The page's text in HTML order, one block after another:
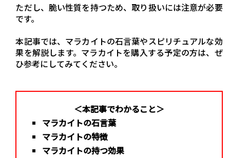
ただし、脆い性質を持つため、取り扱いには注意が必要
です。
本記事では、マラカイトの石言葉やスピリチュアルな効
果を解説します。マラカイトを購入する予定の方は、ぜ
ひ参考にしてみてください。
＜本記事でわかること＞
マラカイトの石言葉
マラカイトの特徴
マラカイトの持つ効果